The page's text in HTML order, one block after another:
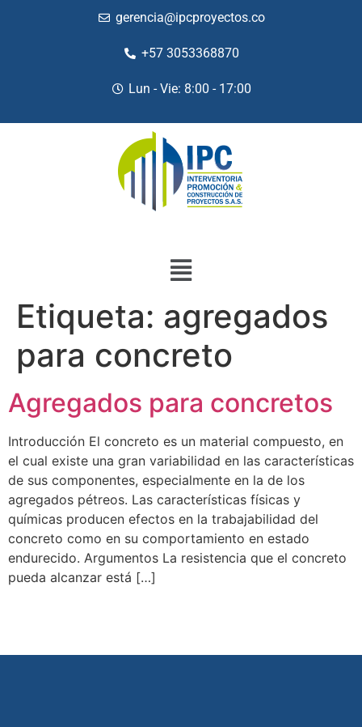
gerencia@ipcproyectos.co
+57 3053368870
Lun - Vie: 8:00 - 17:00
Etiqueta: agregados
para concreto
Agregados para concretos
Introducción El concreto es un material compuesto, en
el cual existe una gran variabilidad en las características
de sus componentes, especialmente en la de los
agregados pétreos. Las características físicas y
químicas producen efectos en la trabajabilidad del
concreto como en su comportamiento en estado
endurecido. Argumentos La resistencia que el concreto
pueda alcanzar está […]